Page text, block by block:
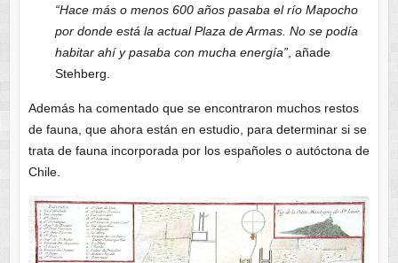
“Hace más o menos 600 años pasaba el río Mapocho
por donde está la actual Plaza de Armas. No se podía
habitar ahí y pasaba con mucha energía”, añade
Stehberg.
Además ha comentado que se encontraron muchos restos
de fauna, que ahora están en estudio, para determinar si se
trata de fauna incorporada por los españoles o autóctona de
Chile.